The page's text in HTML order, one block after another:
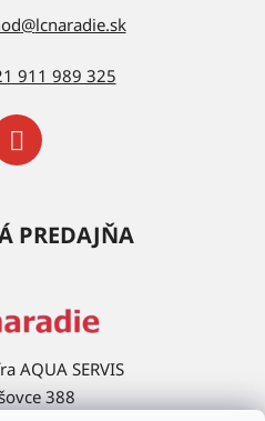
@lcnaradie.sk
911 989 325
PREDAJŇA
AQUA SERVIS
388